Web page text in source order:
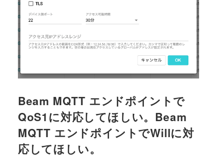
Beam MQTT エンドポイントで
QoS1に対応してほしい。Beam
MQTT エンドポイントでWillに対
応してほしい。